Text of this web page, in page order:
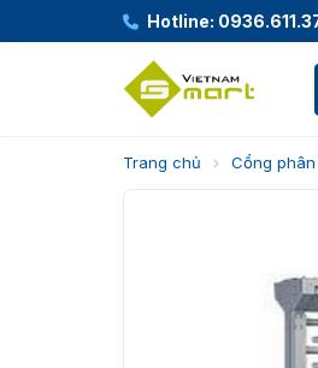
Hotline:
Trang chủ › Cổng phân